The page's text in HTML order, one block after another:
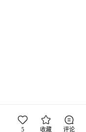
5 收藏 评论